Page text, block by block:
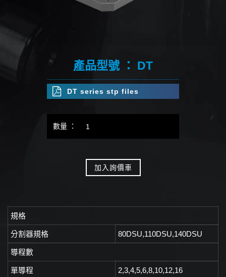
產品型號 ： DT
DT series stp files
數量 ：
加入詢價車
規格
分割器規格 80DSU,110DSU,140DSU
導程數
單導程 2,3,4,5,6,8,10,12,16